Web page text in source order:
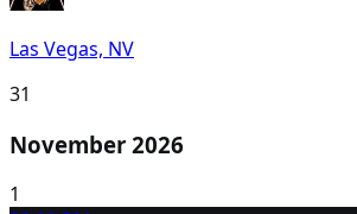
Las Vegas, NV
31
November 2026
1